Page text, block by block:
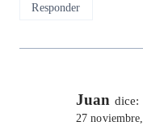
Responder
Juan dice:
27